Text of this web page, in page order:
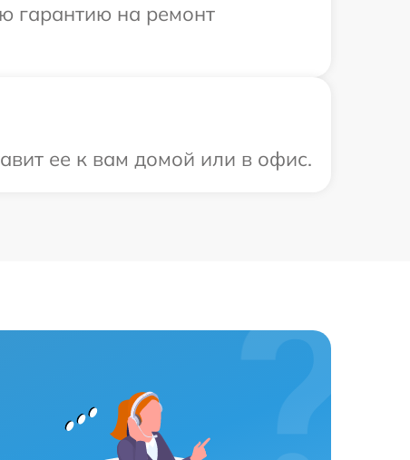
гарантию на ремонт
ее к вам домой или в офис.